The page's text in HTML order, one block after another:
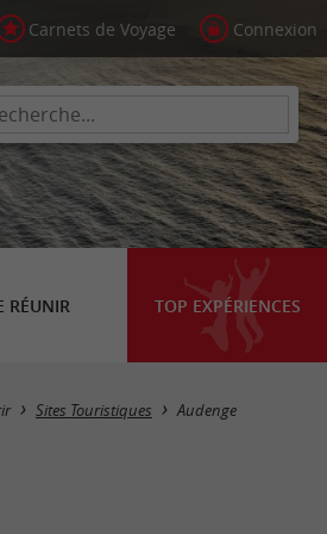
Carnets de Voyage Connexion
RÉUNIR TOP EXPÉRIENCES
Masquer la carte
Sites Touristiques Audenge